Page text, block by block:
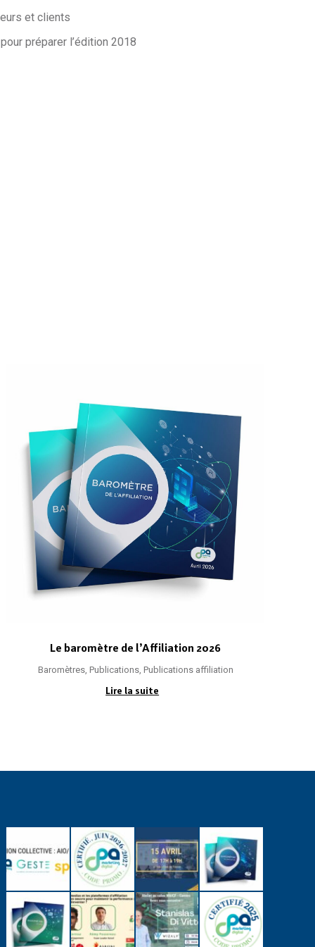
et clients
préparer l’édition 2018
Le baromètre de l’Affiliation 2026
Baromètres, Publications, Publications affiliation
Lire la suite